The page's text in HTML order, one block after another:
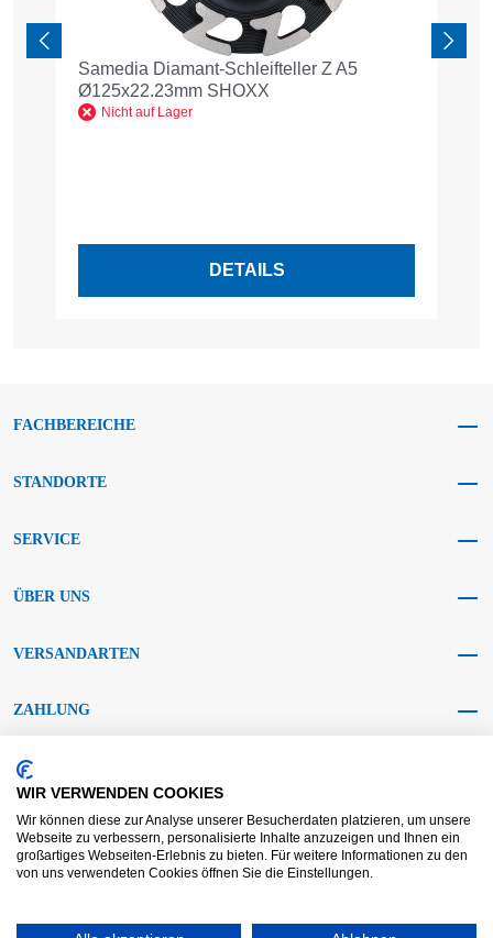
Samedia Diamant-Schleifteller Z A5
Ø125x22.23mm SHOXX
Nicht auf Lager
DETAILS
FACHBEREICHE
STANDORTE
SERVICE
ÜBER UNS
VERSANDARTEN
ZAHLUNG
SOCIAL MEDIA
WIR VERWENDEN COOKIES
Wir können diese zur Analyse unserer Besucherdaten platzieren, um unsere
Webseite zu verbessern, personalisierte Inhalte anzuzeigen und Ihnen ein
großartiges Webseiten-Erlebnis zu bieten. Für weitere Informationen zu den
von uns verwendeten Cookies öffnen Sie die Einstellungen.